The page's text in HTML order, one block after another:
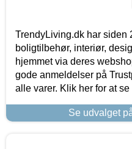
TrendyLiving.dk har siden
boligtilbehør, interiør,
hjemmet via deres
gode anmeldelser på
alle varer. Klik her for at
Se udvalget